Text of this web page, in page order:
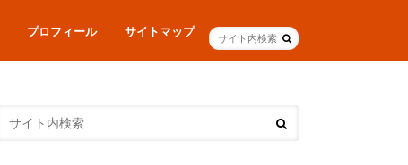
プロフィール サイトマップ